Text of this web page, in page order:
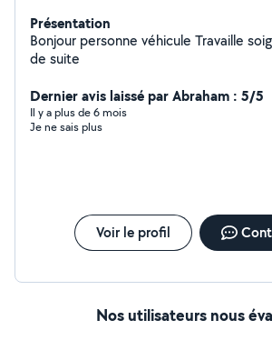
Présentation
Bonjour personne véhicule Travaille soigner et disponible
de suite
Dernier avis laissé par Abraham : 5/5
Il y a plus de 6 mois
Je ne sais plus
Voir le profil
Nos utilisateurs nous